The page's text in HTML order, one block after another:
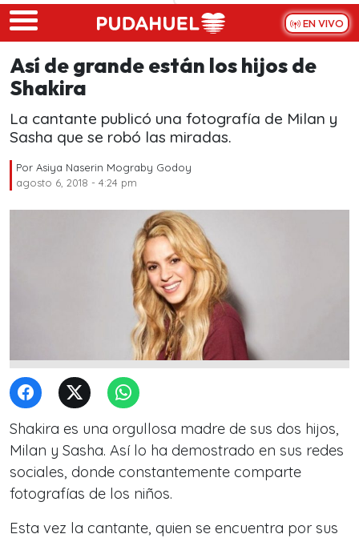
Skip to main content
EN VIVO
Así de grande están los hijos de
Shakira
La cantante publicó una fotografía de Milan y
Sasha que se robó las miradas.
Por Asiya Naserin Mograby Godoy
agosto 6, 2018 - 4:24 pm
Shakira es una orgullosa madre de sus dos hijos,
Milan y Sasha. Así lo ha demostrado en sus redes
sociales, donde constantemente comparte
fotografías de los niños.
Esta vez la cantante, quien se encuentra por sus